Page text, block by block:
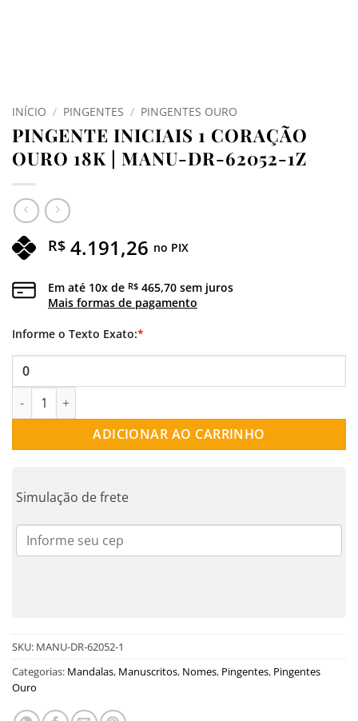
INÍCIO / PINGENTES / PINGENTES OURO
PINGENTE INICIAIS 1 CORAÇÃO
OURO 18K | MANU-DR-62052-1Z
R$ 4.191,26 no PIX
Em até 10x de R$ 465,70 sem juros
Mais formas de pagamento
*
Informe o Texto Exato:
PINGENTE INICIAIS 1 CORAÇÃO OURO 18K | MANU-DR-62052-
ADICIONAR AO CARRINHO
Simulação de frete
SKU: MANU-DR-62052-1
Categorias: Mandalas, Manuscritos, Nomes, Pingentes, Pingentes
Ouro